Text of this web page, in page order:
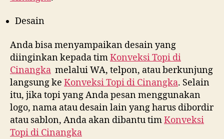
Desain
Anda bisa menyampaikan desain yang
diinginkan kepada timKonveksi Topi di
Cinangka melalui WA, telpon, atau berkunjung
langsung ke Konveksi Topi di Cinangka. Selain
itu, jika topi yang Anda pesan menggunakan
logo, nama atau desain lain yang harus dibordir
atau sablon, Anda akan dibantu timKonveksi
Topi di Cinangka